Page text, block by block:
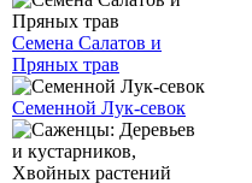
Семена Салатов и
Пряных трав
Семенной Лук-севок